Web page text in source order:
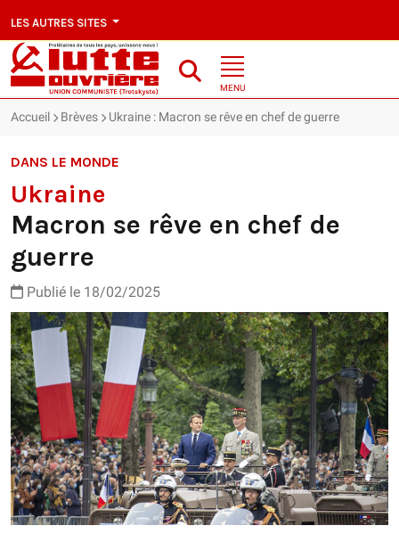
LES AUTRES SITES
MENU
Accueil Brèves Ukraine : Macron se rêve en chef de guerre
DANS LE MONDE
Ukraine
Macron se rêve en chef de
guerre
Publié le 18/02/2025